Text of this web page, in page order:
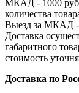
МКАД - 1000
количества
Выезд за МКАД -
Доставка
габаритного
стоимость
Доставка по